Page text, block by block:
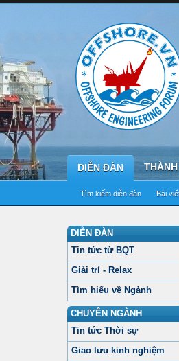
DIỄN ĐÀN
Tìm kiếm diễn đàn Bài
DIỄN ĐÀN
Tin tức từ BQT
Giải trí - Relax
Tìm hiểu về Ngành
CHUYÊN NGÀNH
Tin tức Thời sự
Giao lưu kinh nghiệm